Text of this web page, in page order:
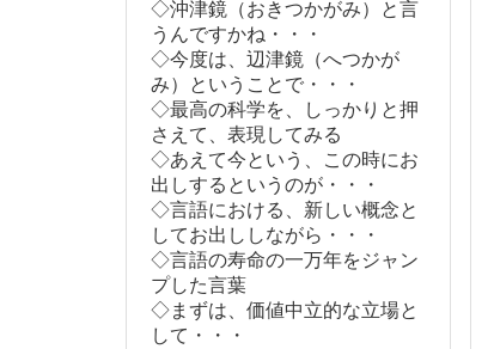
◇沖津鏡（おきつかがみ）と言
うんですかね・・・
◇今度は、辺津鏡（へつかが
み）ということで・・・
◇最高の科学を、しっかりと押
さえて、表現してみる
◇あえて今という、この時にお
出しするというのが・・・
◇言語における、新しい概念と
してお出ししながら・・・
◇言語の寿命の一万年をジャン
プした言葉
◇まずは、価値中立的な立場と
して・・・